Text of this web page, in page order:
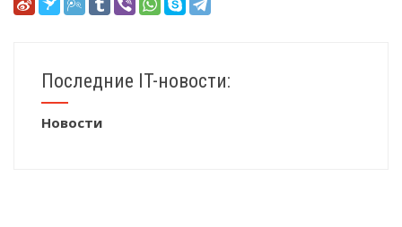
Последние IT-новости:
Новости